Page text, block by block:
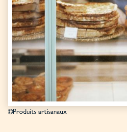
©Produits artisanaux